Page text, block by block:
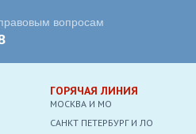
ГОРЯЧАЯ ЛИНИЯ
МОСКВА И МО
CАНКТ ПЕТЕРБУРГ И ЛО